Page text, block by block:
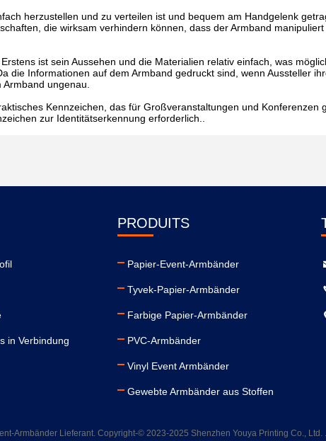
herzustellen und zu verteilen ist und bequem am Handgelenk
die wirksam verhindern können, dass der Armband
ist sein Aussehen und die Materialien relativ einfach, was
die Informationen auf dem Armband gedruckt sind, wenn Aussteller
ungenau.
Kennzeichen, das für Großveranstaltungen und Konferenzen
zur Identitätserkennung erforderlich..
in Verbindung
PRODUITS
Papier-Event-Armbänder
Tyvek-Papier-Armbänder
Farbige Papier-Armbänder
PVC-Armbänder
Vinyl Event Armbänder
Gewebte Armbänder aus Stoffen
Armbänder Lieferant. Copyright-© 2023-2025 Shenzhen Youya Printing Co., Ltd.